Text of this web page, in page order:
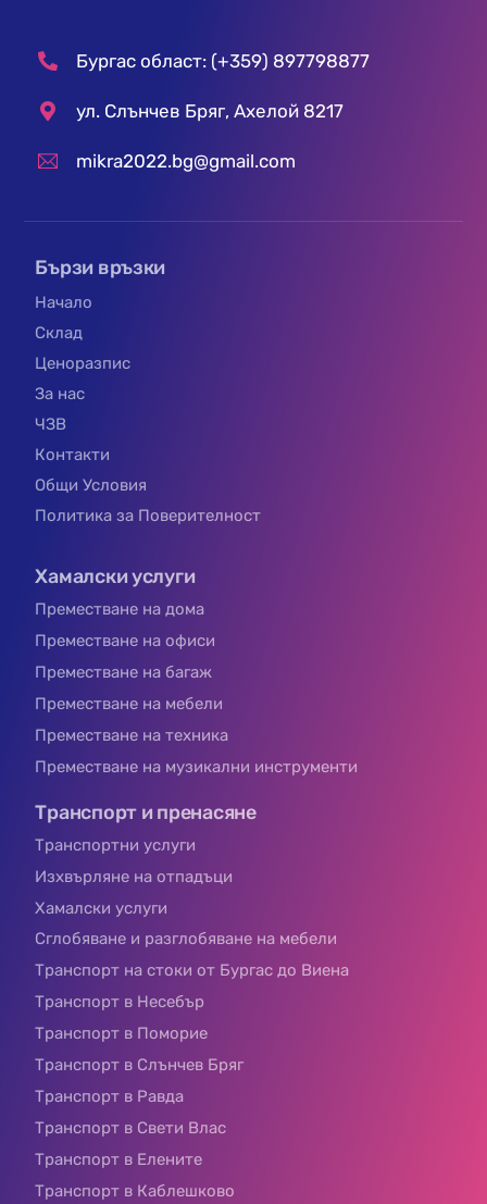
Бургас област: (+359) 897798877
ул. Слънчев Бряг, Ахелой 8217
mikra2022.bg@gmail.com
Бързи връзки
Начало
Склад
Ценоразпис
За нас
ЧЗВ
Контакти
Общи Условия
Политика за Поверителност
Хамалски услуги
Преместване на дома
Преместване на офиси
Преместване на багаж
Преместване на мебели
Преместване на техника
Преместване на музикални инструменти
Транспорт и пренасяне
Транспортни услуги
Изхвърляне на отпадъци
Хамалски услуги
Сглобяване и разглобяване на мебели
Транспорт на стоки от Бургас до Виена
Транспорт в Несебър
Транспорт в Поморие
Транспорт в Слънчев Бряг
Транспорт в Равда
Транспорт в Свети Влас
Транспорт в Елените
Транспорт в Каблешково